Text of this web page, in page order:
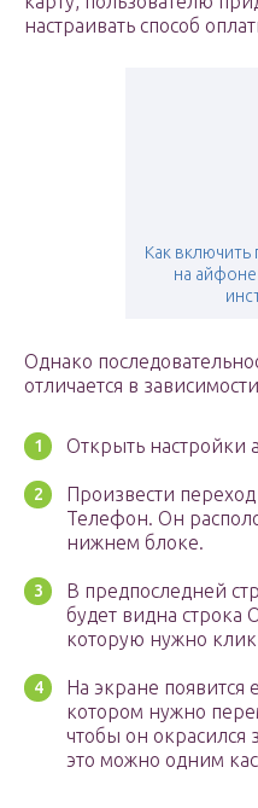
настраивать способ
Как
на
Однако
отличается в
Открыть настройки
Произвести
Телефон. Он
нижнем блоке.
В предпоследней
будет видна строка
которую нужно
На экране появится
котором нужно
чтобы он окрасился
это можно одним